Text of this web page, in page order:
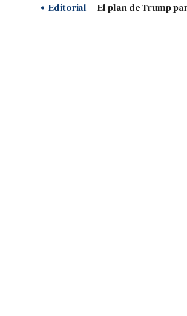
Editorial
El plan de Trump